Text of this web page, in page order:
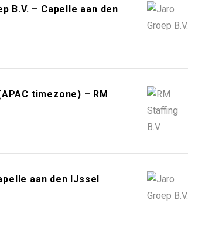
B.V. – Capelle aan den
timezone) – RM
aan den IJssel